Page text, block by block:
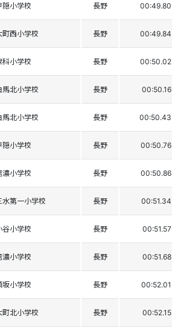
隠小学校 長野 00:49.80
町西小学校 長野 00:49.84
科小学校 長野 00:50.02
馬北小学校 長野 00:50.16
馬北小学校 長野 00:50.43
隠小学校 長野 00:50.76
濃小学校 長野 00:50.86
水第一小学校 長野 00:51.34
谷小学校 長野 00:51.57
濃小学校 長野 00:51.68
坂小学校 長野 00:52.01
町北小学校 長野 00:52.15